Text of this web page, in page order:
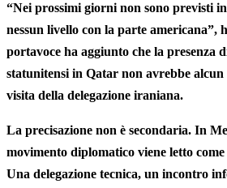
“Nei prossimi giorni non sono previsti
nessun livello con la parte americana”,
portavoce ha aggiunto che la presenza
statunitensi in Qatar non avrebbe alcun
visita della delegazione iraniana.
La precisazione non è secondaria. In
movimento diplomatico viene letto
Una delegazione tecnica, un incontro